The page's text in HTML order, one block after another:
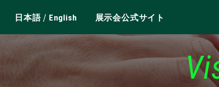
日本語/ English 展示会公式サイト